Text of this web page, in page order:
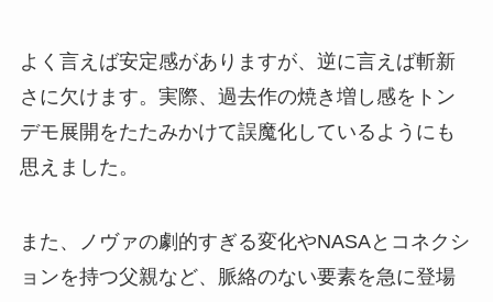
よく言えば安定感がありますが、逆に言えば斬新
さに欠けます。実際、過去作の焼き増し感をトン
デモ展開をたたみかけて誤魔化しているようにも
思えました。
また、ノヴァの劇的すぎる変化やNASAとコネクシ
ョンを持つ父親など、脈絡のない要素を急に登場